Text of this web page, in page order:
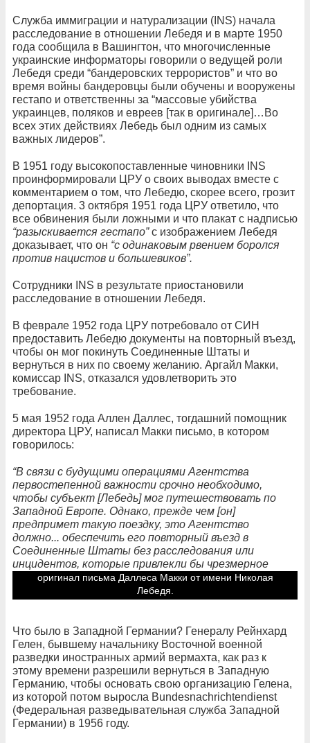
Служба иммиграции и натурализации (INS) начала
расследование в отношении Лебедя и в марте 1950
года сообщила в Вашингтон, что многочисленные
украинские информаторы говорили о ведущей роли
Лебедя среди “бандеровских террористов” и что во
время войны бандеровцы были обучены и вооружены
гестапо и ответственны за “массовые убийства
украинцев, поляков и евреев [так в оригинале]…Во
всех этих действиях Лебедь был одним из самых
важных лидеров”.
В 1951 году высокопоставленные чиновники INS
проинформировали ЦРУ о своих выводах вместе с
комментарием о том, что Лебедю, скорее всего, грозит
депортация. 3 октября 1951 года ЦРУ ответило, что
все обвинения были ложными и что плакат с надписью
“разыскивается гестапо”с изображением Лебедя
доказывает, что он “с одинаковым рвением боролся
против нацистов и большевиков”.
Сотрудники INS в результате приостановили
расследование в отношении Лебедя.
В феврале 1952 года ЦРУ потребовало от СИН
предоставить Лебедю документы на повторный въезд,
чтобы он мог покинуть Соединенные Штаты и
вернуться в них по своему желанию. Аргайл Макки,
комиссар INS, отказался удовлетворить это
требование.
5 мая 1952 года Аллен Даллес, тогдашний помощник
директора ЦРУ, написал Макки письмо, в котором
говорилось:
“В связи с будущими операциями Агентства
первостепенной важности срочно необходимо,
чтобы субъект [Лебедь] мог путешествовать по
Западной Европе. Однако, прежде чем [он]
предпримет такую поездку, это Агентство
должно... обеспечить его повторный въезд в
Соединенные Штаты без расследования или
инцидентов, которые привлекли бы чрезмерное
внимание к его деятельности”.
оригинал письма Даллеса Макки от имени Николая
Лебедя.
Что было в Западной Германии? Генералу Рейнхард
Гелен, бывшему начальнику Восточной военной
разведки иностранных армий вермахта, как раз к
этому времени разрешили вернуться в Западную
Германию, чтобы основать свою организацию Гелена,
из которой потом выросла Bundesnachrichtendienst
(Федеральная разведывательная служба Западной
Германии) в 1956 году.